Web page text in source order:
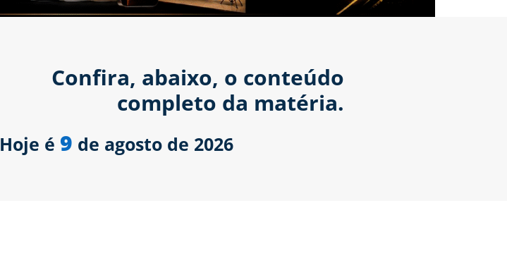
Confira, abaixo, o conteúdo
completo da matéria.
Hoje é 9 de agosto de 2026